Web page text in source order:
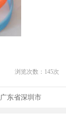
浏览次数： 145次
广东省深圳市